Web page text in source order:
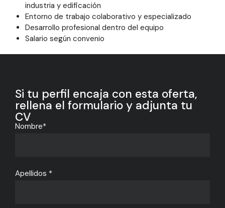
industria y edificación
Entorno de trabajo colaborativo y especializado
Desarrollo profesional dentro del equipo
Salario según convenio
Si tu perfil encaja con esta oferta,
rellena el formulario y adjunta tu
CV
Nombre*
Apellidos *